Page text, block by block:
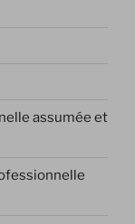
assumée et